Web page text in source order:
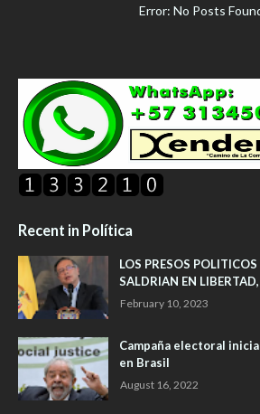
Error: No Posts
Recent in Política
LOS PRESOS
SALDRIAN EN
February 10, 2023
Campaña electoral
en Brasil
August 16, 2022